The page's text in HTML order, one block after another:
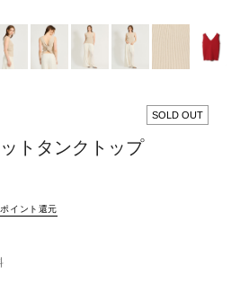
SOLD OUT
トタンクトップ
イント還元